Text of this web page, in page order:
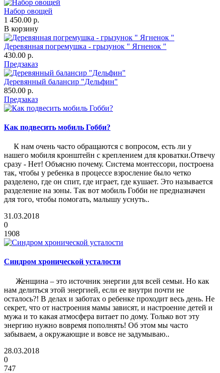
Набор овощей
1 450.00 р.
В корзину
Деревянная погремушка - грызунок " Ягненок "
430.00 р.
Предзаказ
Деревянный балансир "Дельфин"
850.00 р.
Предзаказ
Как подвесить мобиль Гобби?
К нам очень часто обращаются с вопросом, есть ли у
нашего мобиля кронштейн с креплением для кроватки.Отвечу
сразу - Нет! Объясню почему. Система монтессори, построена
так, чтобы у ребенка в процессе взросление было четко
разделено, где он спит, где играет, где кушает. Это называется
разделение на зоны. Так вот мобиль Гобби не предназначен
для того, чтобы помогать, малышу уснуть..
31.03.2018
0
1908
Синдром хронической усталости
Женщина – это источник энергии для всей семьи. Но как
нам делиться этой энергией, если ее внутри почти не
осталось?! В делах и заботах о ребенке проходит весь день. Не
секрет, что от настроения мамы зависят, и настроение детей и
мужа и то какая атмосфера витает по дому. Только вот эту
энергию нужно вовремя пополнять! Об этом мы часто
забываем, а окружающие и вовсе не задумываю..
28.03.2018
0
747